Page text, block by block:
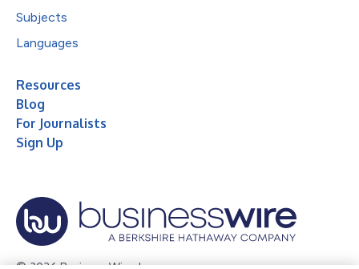
Subjects
Languages
Resources
Blog
For Journalists
Sign Up